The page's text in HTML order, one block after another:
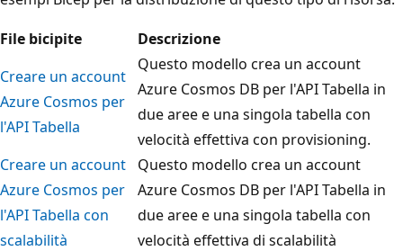
File bicipite
Descrizione
Creare un account
Azure Cosmos per
l'API Tabella
Questo modello crea un account
Azure Cosmos DB per l'API Tabella in
due aree e una singola tabella con
velocità effettiva con provisioning.
Creare un account
Azure Cosmos per
l'API Tabella con
scalabilità
Questo modello crea un account
Azure Cosmos DB per l'API Tabella in
due aree e una singola tabella con
velocità effettiva di scalabilità